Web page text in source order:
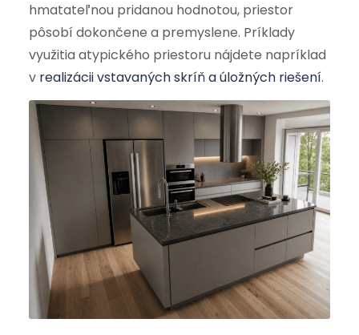
hmatateľnou pridanou hodnotou, priestor
pôsobí dokončene a premyslene. Príklady
využitia atypického priestoru nájdete napríklad
v realizácii vstavaných skríň a úložných riešení.